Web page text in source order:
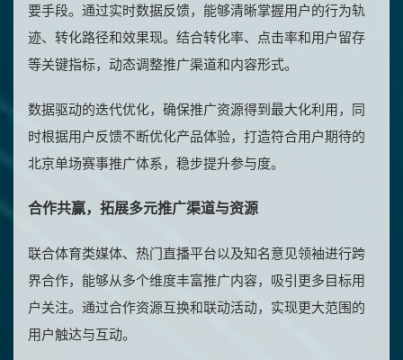
要手段。通过实时数据反馈，能够清晰掌握用户的行为轨
迹、转化路径和效果现。结合转化率、点击率和用户留存
等关键指标，动态调整推广渠道和内容形式。
数据驱动的迭代优化，确保推广资源得到最大化利用，同
时根据用户反馈不断优化产品体验，打造符合用户期待的
北京单场赛事推广体系，稳步提升参与度。
合作共赢，拓展多元推广渠道与资源
联合体育类媒体、热门直播平台以及知名意见领袖进行跨
界合作，能够从多个维度丰富推广内容，吸引更多目标用
户关注。通过合作资源互换和联动活动，实现更大范围的
用户触达与互动。